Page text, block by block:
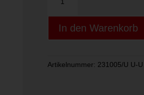
PRO
2025
MengeIn den Warenkorb
Artikelnummer: 231005/U U-U